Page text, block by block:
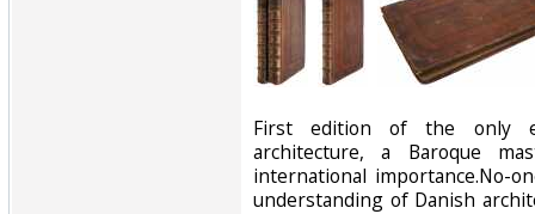
‎First edition of the only
architecture, a Baroque
international importance.No-
understanding of Danish